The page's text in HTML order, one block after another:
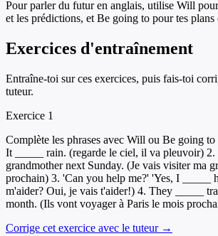
Pour parler du futur en anglais, utilise Will
et les prédictions, et Be going to pour tes plans
Exercices d'entraînement
Entraîne-toi sur ces exercices, puis fais-toi
tuteur.
Exercice 1
Complète les phrases avec Will ou Be going
It _____ rain. (regarde le ciel, il va pleuvoir)
grandmother next Sunday. (Je vais visiter ma
prochain) 3. 'Can you help me?' 'Yes, I _____
m'aider? Oui, je vais t'aider!) 4. They _____
month. (Ils vont voyager à Paris le mois
Corrige cet exercice avec le tuteur →